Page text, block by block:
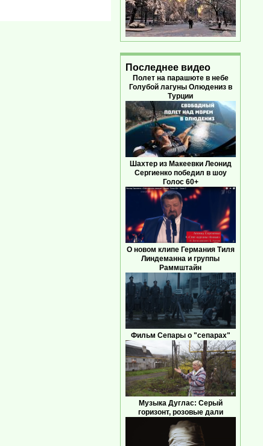
Последнее видео
Полет на парашюте в небе
Голубой лагуны Олюдениз в
Турции
Шахтер из Макеевки Леонид
Сергиенко победил в шоу
Голос 60+
О новом клипе Германия Тиля
Линдеманна и группы
Раммштайн
Фильм Сепары о "сепарах"
Музыка Дуглас: Серый
горизонт, розовые дали